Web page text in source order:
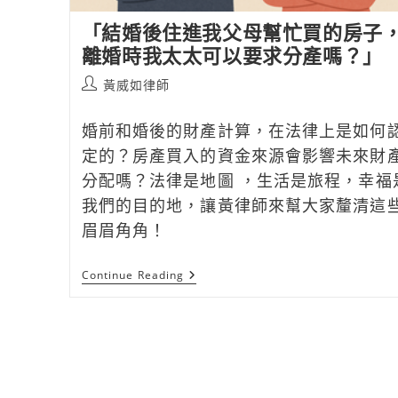
「結婚後住進我父母幫忙買的房子，
離婚時我太太可以要求分產嗎？」
Post黃威如律師
婚前和婚後的財產計算，在法律上是如何
定的？房產買入的資金來源會影響未來財
分配嗎？法律是地圖 ，生活是旅程，幸福
我們的目的地，讓黃律師來幫大家釐清這
眉眉角角！
Continue Reading 「結
婚